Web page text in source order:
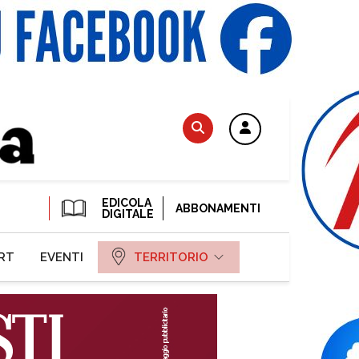
EDICOLA
DIGITALE
ABBONAMENTI
EVENTI TERRITORIO